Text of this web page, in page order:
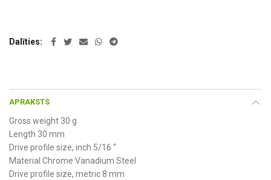
Dalīties
APRAKSTS
Gross weight 30 g
Length 30 mm
Drive profile size, inch 5/16 “
Material Chrome Vanadium Steel
Drive profile size, metric 8 mm